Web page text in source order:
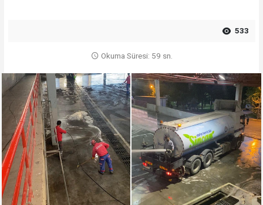
533
Okuma Süresi: 59 sn.